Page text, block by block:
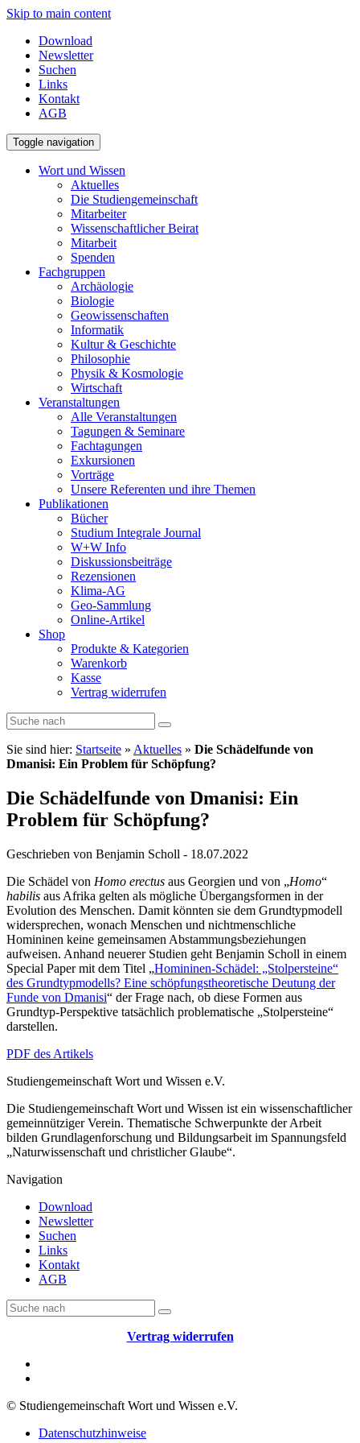
Skip to main content
Download
Newsletter
Suchen
Links
Kontakt
AGB
Toggle navigation
Wort und Wissen
Aktuelles
Die Studiengemeinschaft
Mitarbeiter
Wissenschaftlicher Beirat
Mitarbeit
Spenden
Fachgruppen
Archäologie
Biologie
Geowissenschaften
Informatik
Kultur & Geschichte
Philosophie
Physik & Kosmologie
Wirtschaft
Veranstaltungen
Alle Veranstaltungen
Tagungen & Seminare
Fachtagungen
Exkursionen
Vorträge
Unsere Referenten und ihre Themen
Publikationen
Bücher
Studium Integrale Journal
W+W Info
Diskussionsbeiträge
Rezensionen
Klima-AG
Geo-Sammlung
Online-Artikel
Shop
Produkte & Kategorien
Warenkorb
Kasse
Vertrag widerrufen
Sie sind hier: Startseite » Aktuelles » Die Schädelfunde von
Dmanisi: Ein Problem für Schöpfung?
Die Schädelfunde von Dmanisi: Ein
Problem für Schöpfung?
Geschrieben von Benjamin Scholl - 18.07.2022
Die Schädel von Homo erectus aus Georgien und von „Homo“
habilis aus Afrika gelten als mögliche Übergangsformen in der
Evolution des Menschen. Damit könnten sie dem Grundtypmodell
widersprechen, wonach Menschen und nichtmenschliche
Homininen keine gemeinsamen Abstammungsbeziehungen
aufweisen. Anhand neuerer Studien geht Benjamin Scholl in einem
Special Paper mit dem Titel „Homininen-Schädel: „Stolpersteine“
des Grundtypmodells? Eine schöpfungstheoretische Deutung der
Funde von Dmanisi“ der Frage nach, ob diese Formen aus
Grundtyp-Perspektive tatsächlich problematische „Stolpersteine“
darstellen.
PDF des Artikels
Studiengemeinschaft Wort und Wissen e.V.
Die Studiengemeinschaft Wort und Wissen ist ein wissenschaftlicher
gemeinnütziger Verein. Thematische Schwerpunkte der Arbeit
bilden Grundlagenforschung und Bildungsarbeit im Spannungsfeld
„Naturwissenschaft und christlicher Glaube“.
Navigation
Download
Newsletter
Suchen
Links
Kontakt
AGB
Vertrag widerrufen
© Studiengemeinschaft Wort und Wissen e.V.
Datenschutzhinweise